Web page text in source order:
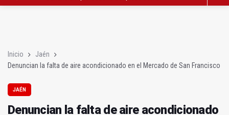
Inicio
Jaén
Denuncian la falta de aire acondicionado en el Mercado de San Francisco
JAÉN
Denuncian la falta de aire acondicionado